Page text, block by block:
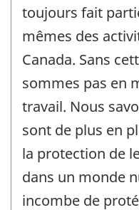
toujours fait
mêmes des
Canada. Sans
sommes pas en
travail. Nous
sont de plus en
la protection de
dans un monde
incombe de